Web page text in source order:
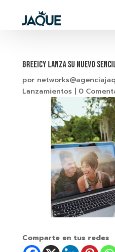
GREEICY LANZA SU NUEVO
por
Lanzamientos
0
Comparte en tus redes